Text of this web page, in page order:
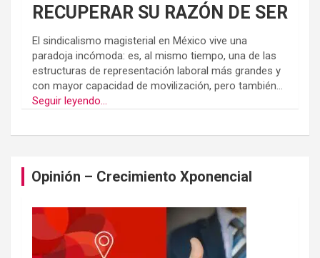
RECUPERAR SU RAZÓN DE SER
El sindicalismo magisterial en México vive una
paradoja incómoda: es, al mismo tiempo, una de las
estructuras de representación laboral más grandes y
con mayor capacidad de movilización, pero también...
Seguir leyendo...
Opinión – Crecimiento Xponencial